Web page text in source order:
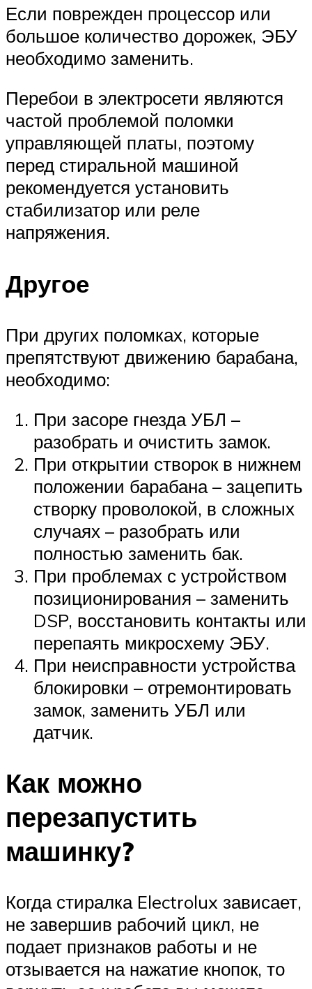
Если поврежден процессор или
большое количество дорожек, ЭБУ
необходимо заменить.
Перебои в электросети являются
частой проблемой поломки
управляющей платы, поэтому
перед стиральной машиной
рекомендуется установить
стабилизатор или реле
напряжения.
Другое
При других поломках, которые
препятствуют движению барабана,
необходимо:
При засоре гнезда УБЛ –
разобрать и очистить замок.
При открытии створок в нижнем
положении барабана – зацепить
створку проволокой, в сложных
случаях – разобрать или
полностью заменить бак.
При проблемах с устройством
позиционирования – заменить
DSP, восстановить контакты или
перепаять микросхему ЭБУ.
При неисправности устройства
блокировки – отремонтировать
замок, заменить УБЛ или
датчик.
Как можно
перезапустить
машинку?
Когда стиралка Electrolux зависает,
не завершив рабочий цикл, не
подает признаков работы и не
отзывается на нажатие кнопок, то